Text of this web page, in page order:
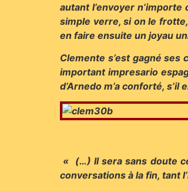
autant l’envoyer
simple verre, si on le
en faire ensuite un joyau
Clemente s’est gagné
important impresario
d’Arnedo m’a conforté,
« (…) Il sera sans doute
conversations à la fin, tant